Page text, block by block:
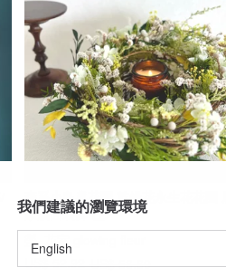
森系小鳥巢花圈 乾燥花永生花花圈 居
家牆面裝飾七夕
螢· 花室 glowing fleur
US$ 52.92 US$ 58.80
我們建議的瀏覽環境